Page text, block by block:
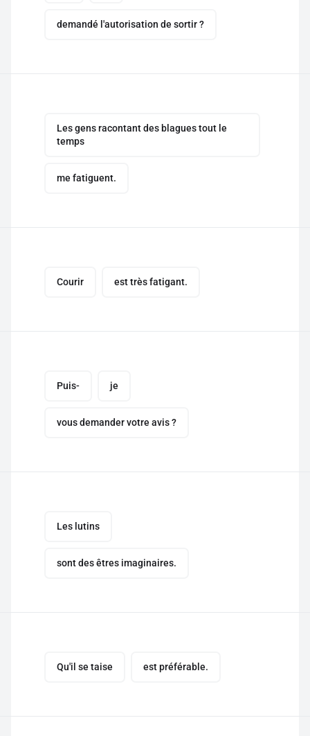
demandé l'autorisation de sortir ?
Les gens racontant des blagues tout le
temps
me fatiguent.
Courir est très fatigant.
Puis- je
vous demander votre avis ?
Les lutins
sont des êtres imaginaires.
Qu'il se taise est préférable.